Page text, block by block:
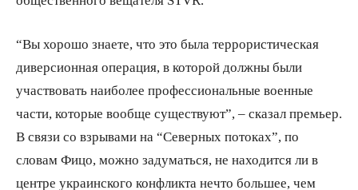
“Вы хорошо знаете, что это была террористическая
диверсионная операция, в которой должны были
участвовать наиболее профессиональные военные
части, которые вообще существуют”, – сказал премьер.
В связи со взрывами на “Северных потоках”, по
словам Фицо, можно задуматься, не находится ли в
центре украинского конфликта нечто большее, чем